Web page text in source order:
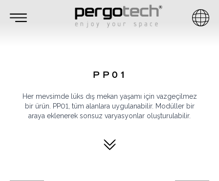
PP01
Her mevsimde lüks dış mekan yaşamı için vazgeçilmez
bir ürün. PP01, tüm alanlara uygulanabilir. Modüller bir
araya eklenerek sonsuz varyasyonlar oluşturulabilir.